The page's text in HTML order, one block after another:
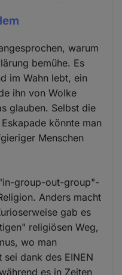
warum
bemühe. Es
im Wahn lebt, ein
ihn von Wolke
glauben. Selbst die
könnte man
Menschen
group-out-group"-
Anders macht
gab es
religiösen Weg,
wo man
dank des EINEN
es in Zeiten